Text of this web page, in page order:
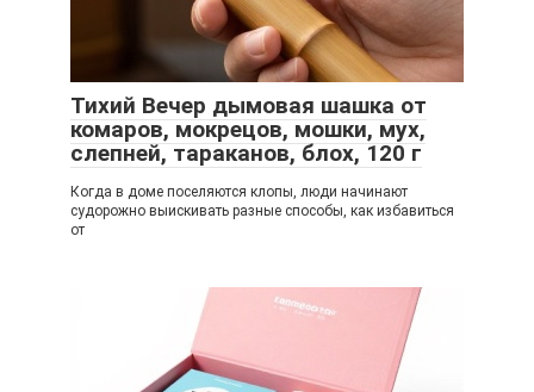
Тихий Вечер дымовая шашка от
комаров, мокрецов, мошки, мух,
слепней, тараканов, блох, 120 г
Когда в доме поселяются клопы, люди начинают
судорожно выискивать разные способы, как избавиться
от